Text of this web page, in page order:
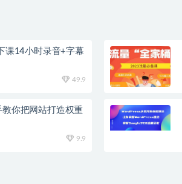
课14小时录音+字幕
49.9
你把网站打造权重
9.9